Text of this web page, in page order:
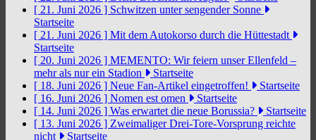
[ 21. Juni 2026 ] Schwitzen unter sengender Sonne
Startseite
[ 21. Juni 2026 ] Mit dem Autokorso durch die Hüttestadt
Startseite
[ 20. Juni 2026 ] MEMENTO: Wir feiern unser Ellenfeld –
mehr als nur ein Stadion
Startseite
[ 18. Juni 2026 ] Neue Fan-Artikel eingetroffen!
Startseite
[ 16. Juni 2026 ] Nomen est omen
Startseite
[ 14. Juni 2026 ] Was erwartet die neue Borussia?
Startseite
[ 13. Juni 2026 ] Zweimaliger Drei-Tore-Vorsprung reichte
nicht
Startseite